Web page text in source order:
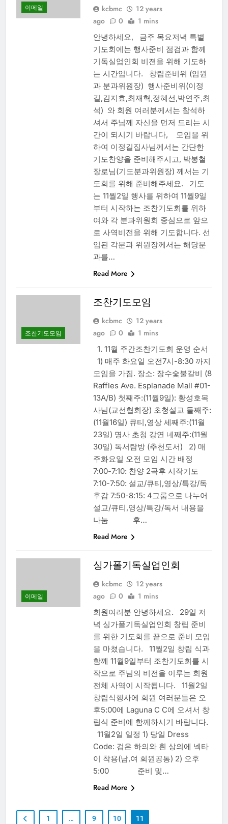
이메일 kcbmc
12 years
ago
0 1 mins
안녕하세요, 금주 목요저녁 특별
기도회에는 행사준비 점검과 함께
기독실업인회 비젼을 위해 기도하
는 시간입니다. 창립준비위 (임원
과 분과위원장) 행사준비위(이정
길,김지효,최재혁,정혜선,박연주,최
석) 와 회원 여러분께서는 참석하
셔서 주님께 자신을 먼저 드리는 시
간이 되시기 바랍니다, 모임을 위
하여 이정길집사님께서는 간단한
기도찬양을 준비해주시고, 박봉철
장로님(기도분과위원장) 께서는 기
도회를 위해 준비해주세요. 기도
는 11월2일 행사를 위하여 11월9일
부터 시작하는 조찬기도회를 위하
여와 각 분과위원회 중심으로 앞으
로 사역비전을 위해 기도합니다. 선
임된 각분과 위원장께서는 해당분
과를…
Read More
조찬기도모임
조찬기도모임
kcbmc
12 years
ago
0 1 mins
1. 11월 주간조찬기도회 운영 순서
1) 매주 화요일 오전7시-8:30 까지
모임을 가짐. 장소: 장수숯불갈비 (8
Raffles Ave. Esplanade Mall #01-
13A/B) 첫째주:(11월9일): 황성호목
사님(교선협회장) 초청설교 둘째주:
(11월16일) 큐티,영상 세째주:(11월
23일) 명사 초청 강연 네째주:(11월
30일) 독서탐방 (추천도서) 2) 매
주화요일 오전 모임 시간 배정
7:00-7:10: 찬양 2곡후 시작기도
7:10-7:50: 설교/큐티,영상/특강/독
후감 7:50-8:15: 4그룹으로 나누어
설교/큐티,영상/특강/독서 내용을
나눔 후…
Read More
이메일
싱가폴기독실업인회
kcbmc
12 years
ago
0 1 mins
회원여러분 안녕하세요. 29일 저
녁 싱가폴기독실업인회 창립 준비
를 위한 기도회를 끝으로 준비 모임
을 마쳤습니다. 11월2일 창립 식과
함께 11월9일부터 조찬기도회를 시
작으로 주님의 비전을 이루는 회원
전체 사역이 시작됩니다. 11월2일
창립식행사에 회원 여러분들은 오
후5:00에 Laguna C C에 오셔서 창
립식 준비에 함께하시기 바랍니다.
11월2일 일정 1) 당일 Dress
Code: 검은 하의와 흰 상의에 넥타
이 착용(남,여 회원공통) 2) 오후
5:00 준비 및…
Read More
1 … 9 10 11